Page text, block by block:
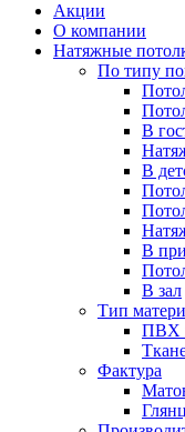
Акции
О компании
Натяжные
По типу
В
В
В
В зал
Тип
ПВХ
Фактура